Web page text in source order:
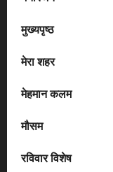
मुख्यपृष्ठ
मेरा शहर
मेहमान कलम
मौसम
रविवार विशेष